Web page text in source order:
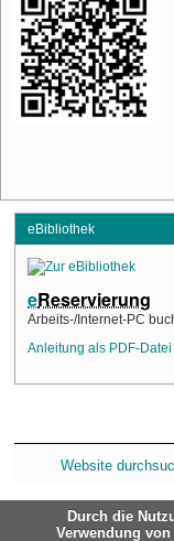
eBibliothek
eReservierung
Arbeits-/Internet-PC
Anleitung als PDF-Datei
Website
Durch die
Verwendung